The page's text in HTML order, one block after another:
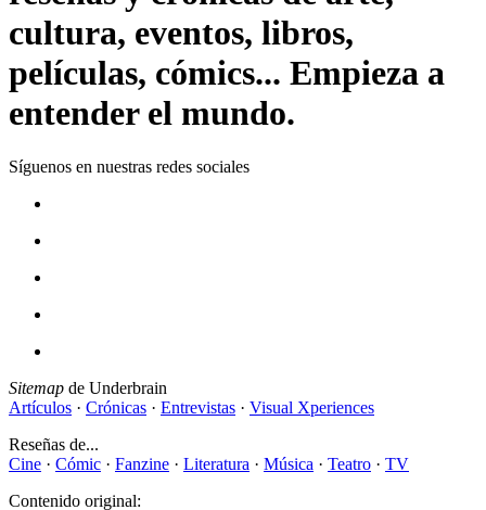
cultura, eventos, libros,
películas, cómics... Empieza a
entender el mundo.
Síguenos en nuestras redes sociales
Sitemap de Underbrain
Artículos · Crónicas · Entrevistas · Visual Xperiences
Reseñas de...
Cine · Cómic · Fanzine · Literatura · Música · Teatro · TV
Contenido original: